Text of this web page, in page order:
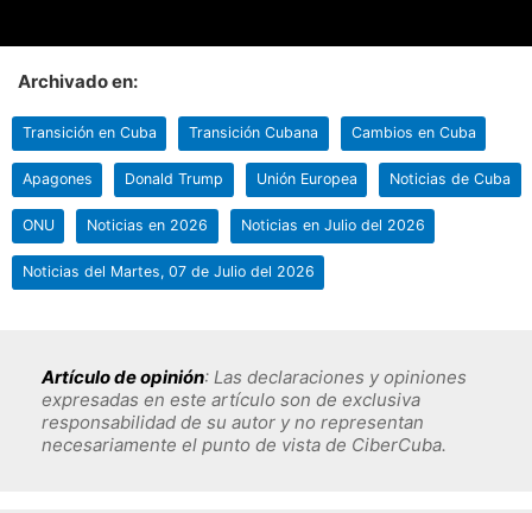
Archivado en:
Transición en Cuba Transición Cubana Cambios en Cuba
Apagones Donald Trump Unión Europea Noticias de Cuba
ONU Noticias en 2026 Noticias en Julio del 2026
Noticias del Martes, 07 de Julio del 2026
Artículo de opinión: Las declaraciones y opiniones
expresadas en este artículo son de exclusiva
responsabilidad de su autor y no representan
necesariamente el punto de vista de CiberCuba.